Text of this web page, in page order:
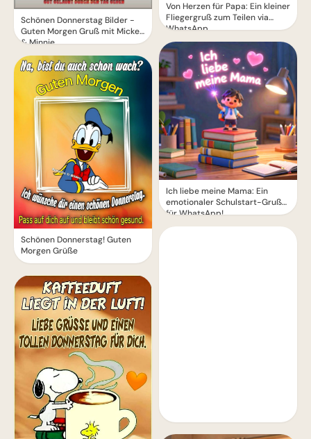
Schönen Donnerstag Bilder -
Guten Morgen Gruß mit Mickey
& Minnie
Schönen Donnerstag! Guten
Morgen Grüße
Von Herzen für Papa: Ein kleiner
Fliegergruß zum Teilen via
WhatsApp
Ich liebe meine Mama: Ein
emotionaler Schulstart-Gruß
für WhatsApp!